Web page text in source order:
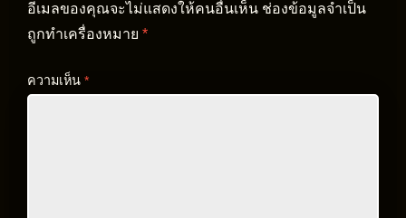
อีเมลของคุณจะไม่แสดงให้คนอื่นเห็น ช่องข้อมูลจำเป็น
ถูกทำเครื่องหมาย *
ความเห็น *